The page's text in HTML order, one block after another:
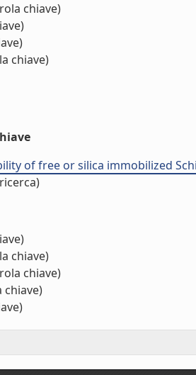
chiave)
chiave)
of free or silica immobilized
chiave)
chiave)
chiave)